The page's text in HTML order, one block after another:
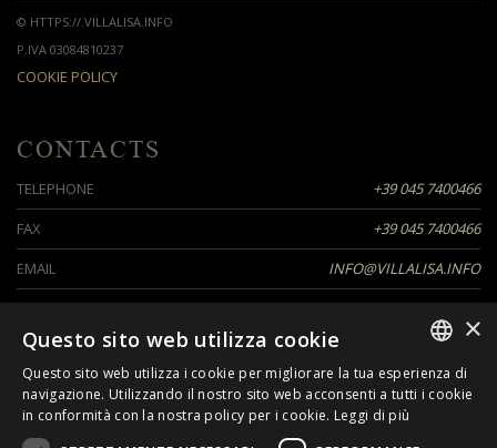
© HTTPS://.VILLALISA.INFO
P.IVA 03084810237
COOKIE POLICY
CONTACTS
TELEPHONE
+39 045 7400466
FAX
+39 045 7400466
EMAIL
INFO@VILLALISA.INFO
SEGUICI SU
ITALIAN
×
Questo sito web utilizza cookie
Questo sito web utilizza i cookie per migliorare la tua esperienza di
navigazione. Utilizzando il nostro sito web acconsenti a tutti i cookie
in conformità con la nostra policy per i cookie. Leggi di più